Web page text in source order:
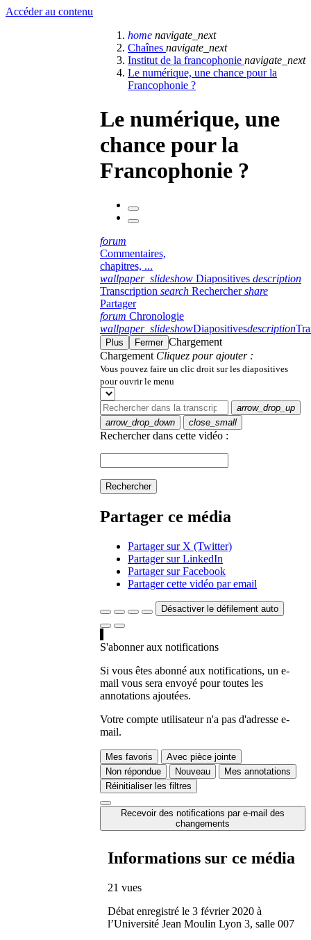
Accéder au contenu
home navigate_next
Chaînes navigate_next
Institut de la francophonie navigate_next
Le numérique, une chance pour la
Francophonie ?
Le numérique, une
chance pour la
Francophonie ?
forum
Commentaires,
chapitres, ...
wallpaper_slideshow Diapositives description
Transcription search Rechercher share
Partager
forum Chronologie
wallpaper_slideshowDiapositivesdescription
Plus Fermer Chargement
Chargement Cliquez pour ajouter :
Vous pouvez faire un clic droit sur les diapositives
pour ouvrir le menu
arrow_drop_up
arrow_drop_down
close_small
Rechercher dans cette vidéo :
Rechercher
Partager ce média
Partager sur X (Twitter)
Partager sur LinkedIn
Partager sur Facebook
Partager cette vidéo par email
Désactiver le défilement auto
S'abonner aux notifications
Si vous êtes abonné aux notifications, un e-
mail vous sera envoyé pour toutes les
annotations ajoutées.
Votre compte utilisateur n'a pas d'adresse e-
mail.
Mes favoris
Avec pièce jointe
Non répondue
Nouveau
Mes annotations
Réinitialiser les filtres
Recevoir des notifications par e-mail des
changements
Informations sur ce média
21 vues
Débat enregistré le 3 février 2020 à
l’Université Jean Moulin Lyon 3, salle 007